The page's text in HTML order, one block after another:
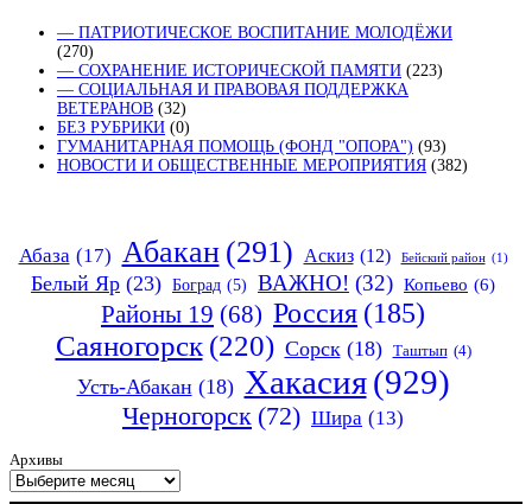
— ПАТРИОТИЧЕСКОЕ ВОСПИТАНИЕ МОЛОДЁЖИ
(270)
— СОХРАНЕНИЕ ИСТОРИЧЕСКОЙ ПАМЯТИ (223)
— СОЦИАЛЬНАЯ И ПРАВОВАЯ ПОДДЕРЖКА
ВЕТЕРАНОВ (32)
БЕЗ РУБРИКИ (0)
ГУМАНИТАРНАЯ ПОМОЩЬ (ФОНД "ОПОРА") (93)
НОВОСТИ И ОБЩЕСТВЕННЫЕ МЕРОПРИЯТИЯ (382)
Абаза (17) Абакан (291) Аскиз (12) Бейский район (1)
Белый Яр (23) Боград (5) ВАЖНО! (32) Копьево (6)
Районы 19 (68) Россия (185)
Саяногорск (220) Сорск (18) Таштып (4)
Усть-Абакан (18) Хакасия (929)
Черногорск (72) Шира (13)
Архивы